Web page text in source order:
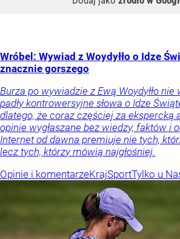
Wróbel: Wywiad z Woydyłło o Idze
znacznie gorszego
Burza po wywiadzie z Ewą Woydyłło nie
padły kontrowersyjne słowa o Idze
dlatego, że coraz częściej za ekspercką
opinie wygłaszane bez wiedzy, faktów i
Internet od dawna premiuje nie tych,
lecz tych, którzy mówią najgłośniej.
Opinie i komentarzeKrajSportTylko u